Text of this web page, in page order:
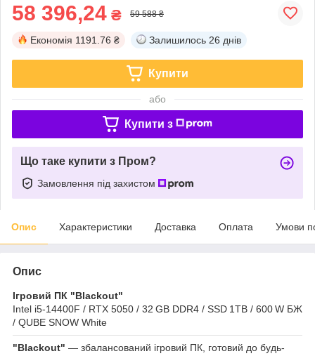
58 396,24 ₴ 59 588 ₴
Економія 1191.76 ₴ Залишилось 26 днів
Купити
або
Купити з
Що таке купити з Пром?
Замовлення під захистом
Опис Характеристики Доставка Оплата Умови
Опис
Ігровий ПК "Blackout"
Intel i5‑14400F / RTX 5050 / 32 GB DDR4 / SSD 1TB / 600 W БЖ
/ QUBE SNOW White
"Blackout" — збалансований ігровий ПК, готовий до будь-